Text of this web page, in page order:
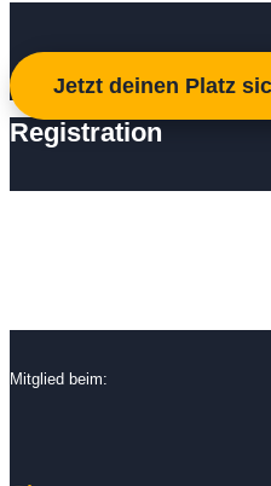
Jetzt deinen Platz
Registration
Mitglied beim: